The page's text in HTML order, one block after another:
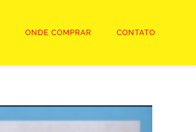
ONDE COMPRAR CONTATO